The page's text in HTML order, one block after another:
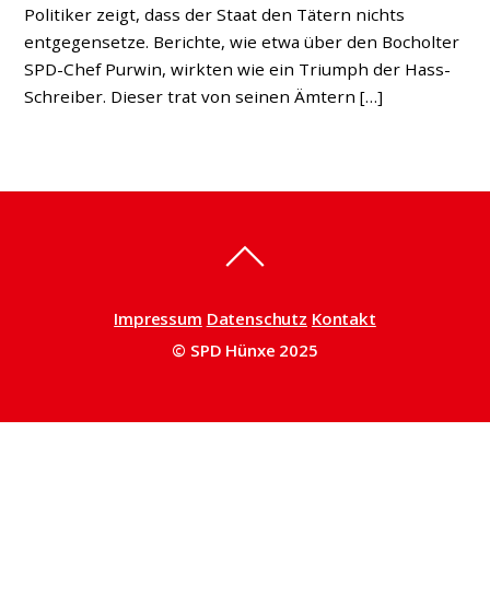
Politiker zeigt, dass der Staat den Tätern nichts
entgegensetze. Berichte, wie etwa über den Bocholter
SPD-Chef Purwin, wirkten wie ein Triumph der Hass-
Schreiber. Dieser trat von seinen Ämtern […]
Impressum Datenschutz Kontakt
© SPD Hünxe 2025